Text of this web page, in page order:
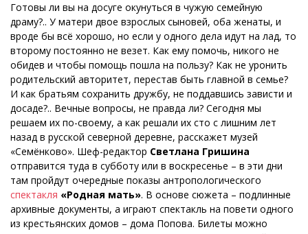
Готовы ли вы на досуге окунуться в чужую семейную
драму?.. У матери двое взрослых сыновей, оба женаты, и
вроде бы всё хорошо, но если у одного дела идут на лад, то
второму постоянно не везет. Как ему помочь, никого не
обидев и чтобы помощь пошла на пользу? Как не уронить
родительский авторитет, перестав быть главной в семье?
И как братьям сохранить дружбу, не поддавшись зависти и
досаде?.. Вечные вопросы, не правда ли? Сегодня мы
решаем их по-своему, а как решали их сто с лишним лет
назад в русской северной деревне, расскажет музей
«Семёнково». Шеф-редактор Светлана Гришина
отправится туда в субботу или в воскресенье – в эти дни
там пройдут очередные показы антропологического
спектакля «Родная мать». В основе сюжета – подлинные
архивные документы, а играют спектакль на повети одного
из крестьянских домов – дома Попова. Билеты можно